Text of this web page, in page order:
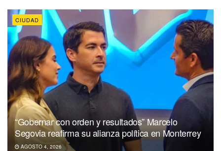
CIUDAD
“Gobernar con orden y resultados” Marcelo
Segovia reafirma su alianza política en Monterrey
AGOSTO 4, 2026